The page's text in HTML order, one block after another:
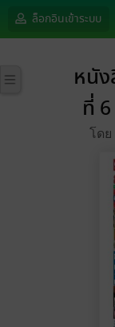
ล็อกอินเข้าระบบ
หนั
ที่
โดย